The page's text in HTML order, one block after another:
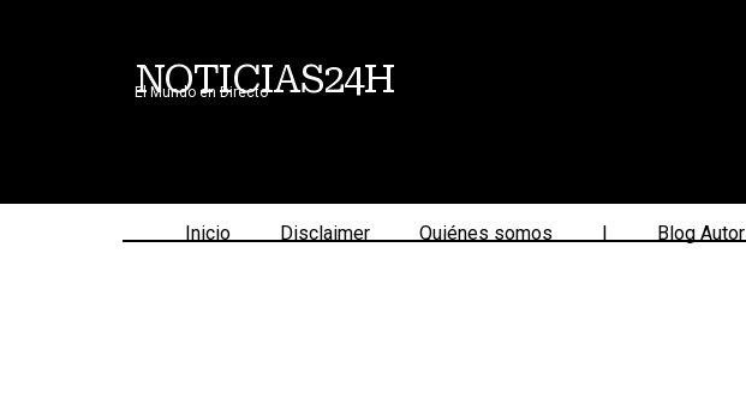
NOTICIAS24H
El Mundo en Directo
Inicio Disclaimer Quiénes somos | Blog Autor